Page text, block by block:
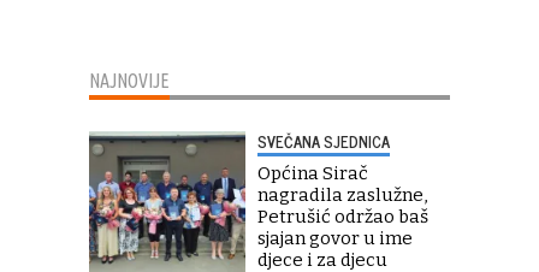
NAJNOVIJE
SVEČANA SJEDNICA
Općina Sirač
nagradila zaslužne,
Petrušić održao baš
sjajan govor u ime
djece i za djecu